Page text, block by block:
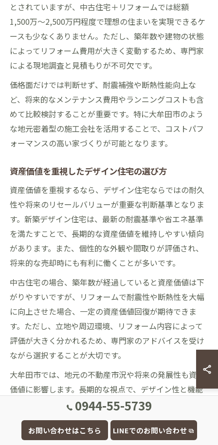
とされていますが、中古住宅＋リフォームでは総額
1,500万～2,500万円程度で理想の住まいを実現できるケ
ースも少なくありません。ただし、築年数や建物の状態
によってリフォーム費用が大きく変動するため、専門家
による現地調査と見積もりが不可欠です。
価格面だけでは判断せず、耐震補強や断熱性能向上な
ど、将来的なメンテナンス費用やランニングコストも含
めて比較検討することが重要です。特に大牟田市のよう
な地元密着型の施工会社を活用することで、コストパフ
ォーマンスの高い家づくりが可能となります。
資産価値を重視したデザイン住宅の選び方
資産価値を重視するなら、デザイン住宅ならではの耐久
性や将来のリセールバリューが重要な判断基準となりま
す。新築デザイン住宅は、最新の耐震基準や省エネ基準
を満たすことで、長期的な資産価値を維持しやすい傾向
があります。また、個性的な外観や間取りが評価され、
将来的な売却時にも有利に働くことが多いです。
中古住宅の場合、築年数が経過していると資産価値は下
がりやすいですが、リフォームで耐震性や断熱性を大幅
に向上させた場合、一定の資産価値回復が期待できま
す。ただし、立地や周辺環境、リフォーム内容によって
評価が大きく分かれるため、専門家のアドバイスを受け
ながら選択することが大切です。
大牟田市では、地元の不動産市況や将来の発展性も資産
価値に影響します。長期的な視点で、デザイン性と機能
性、立地条件をバランスよく考慮した住宅選びを心がけ
ましょう。
0944-55-5739
お問い合わせはこちら LINEでのお問い合わせ